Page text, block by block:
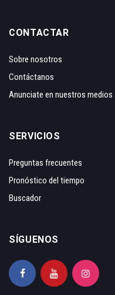
CONTACTAR
Sobre nosotros
Contáctanos
Anunciate en nuestros medios
SERVICIOS
Preguntas frecuentes
Pronóstico del tiempo
Buscador
SÍGUENOS